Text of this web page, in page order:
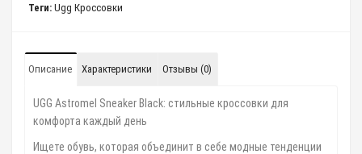
Теги: Ugg Кроссовки
Описание Характеристики Отзывы (0)
UGG Astromel Sneaker Black: стильные кроссовки для
комфорта каждый день
Ищете обувь, которая объединит в себе модные тенденции